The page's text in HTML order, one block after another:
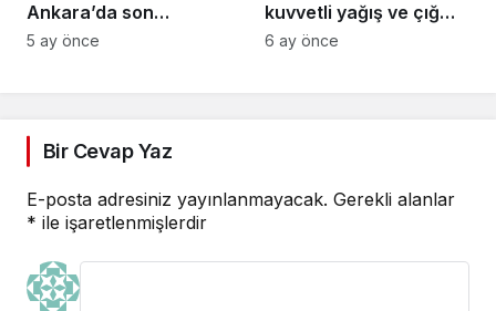
Ankara’da son
yolculuğuna uğurlandı
5 ay önce
kuvvetli yağış ve çığ
uyarısı
6 ay önce
Bir Cevap Yaz
E-posta adresiniz yayınlanmayacak. Gerekli alanlar
* ile işaretlenmişlerdir